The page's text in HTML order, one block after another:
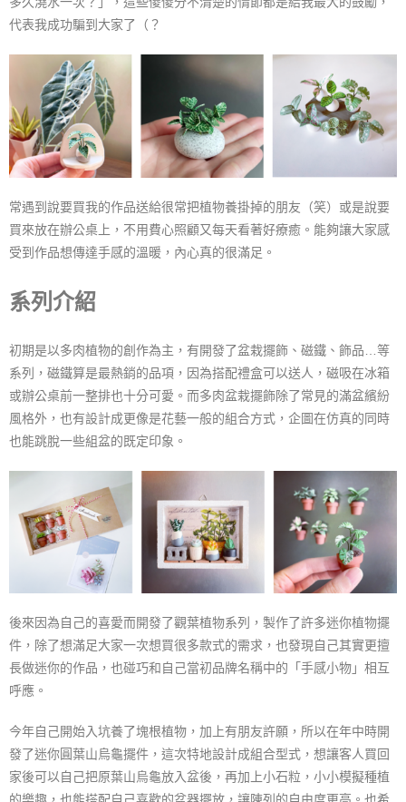
代表我成功騙到大家了（？
常遇到說要買我的作品送給很常把植物養掛掉的朋友（笑）或是說要
買來放在辦公桌上，不用費心照顧又每天看著好療癒。能夠讓大家感
受到作品想傳達手感的溫暖，內心真的很滿足。
系列介紹
初期是以多肉植物的創作為主，有開發了盆栽擺飾、磁鐵、飾品…等
系列，磁鐵算是最熱銷的品項，因為搭配禮盒可以送人，磁吸在冰箱
或辦公桌前一整排也十分可愛。而多肉盆栽擺飾除了常見的滿盆繽紛
風格外，也有設計成更像是花藝一般的組合方式，企圖在仿真的同時
也能跳脫一些組盆的既定印象。
後來因為自己的喜愛而開發了觀葉植物系列，製作了許多迷你植物擺
件，除了想滿足大家一次想買很多款式的需求，也發現自己其實更擅
長做迷你的作品，也碰巧和自己當初品牌名稱中的「手感小物」相互
呼應。
今年自己開始入坑養了塊根植物，加上有朋友許願，所以在年中時開
發了迷你圓葉山烏龜擺件，這次特地設計成組合型式，想讓客人買回
家後可以自己把原葉山烏龜放入盆後，再加上小石粒，小小模擬種植